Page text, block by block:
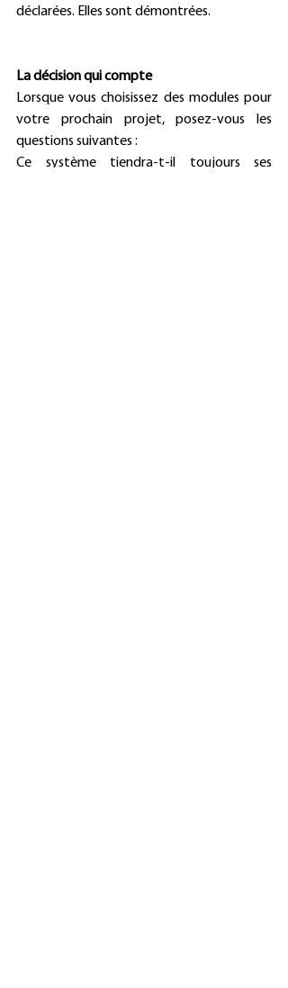
déclarées. Elles sont démontrées.
La décision qui compte
Lorsque vous choisissez des modules pour
votre prochain projet, posez-vous les
questions suivantes :
Ce système tiendra-t-il toujours ses